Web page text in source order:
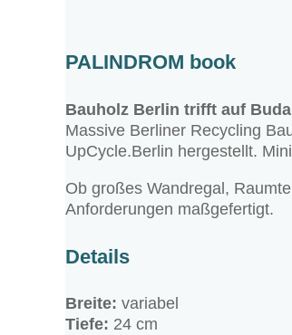
PALINDROM book
Bauholz Berlin trifft auf
Massive Berliner Recycling
UpCycle.Berlin hergestellt.
Ob großes Wandregal,
Anforderungen maßgefertigt.
Details
Breite: variabel
Tiefe: 24 cm